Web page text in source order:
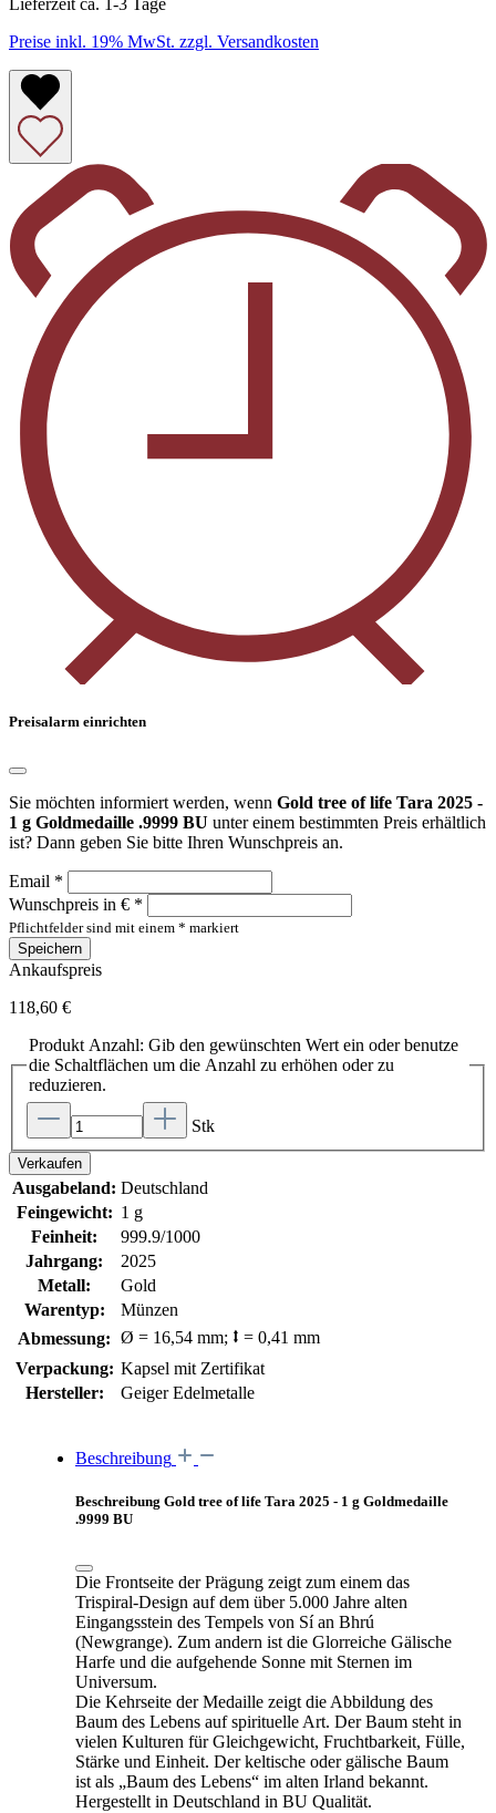
Preise inkl. 19% MwSt. zzgl. Versandkosten
Preisalarm einrichten
Sie möchten informiert werden, wenn Gold tree of life Tara 2025 -
1 g Goldmedaille .9999 BU unter einem bestimmten Preis erhältlich
ist? Dann geben Sie bitte Ihren Wunschpreis an.
Email *
Wunschpreis in € *
Pflichtfelder sind mit einem * markiert
Speichern
Ankaufspreis
118,60 €
Produkt Anzahl: Gib den gewünschten Wert ein oder benutze
die Schaltflächen um die Anzahl zu erhöhen oder zu
reduzieren.
Stk
Verkaufen
Ausgabeland: Deutschland
Feingewicht: 1 g
Feinheit:
999.9/1000
Jahrgang:
2025
Metall:
Gold
Warentyp:
Münzen
Abmessung: Ø = 16,54 mm; ⭥ = 0,41 mm
Verpackung: Kapsel mit Zertifikat
Hersteller:
Geiger Edelmetalle
Beschreibung
Beschreibung Gold tree of life Tara 2025 - 1 g Goldmedaille
.9999 BU
Die Frontseite der Prägung zeigt zum einem das
Trispiral-Design auf dem über 5.000 Jahre alten
Eingangsstein des Tempels von Sí an Bhrú
(Newgrange). Zum andern ist die Glorreiche Gälische
Harfe und die aufgehende Sonne mit Sternen im
Universum.
Die Kehrseite der Medaille zeigt die Abbildung des
Baum des Lebens auf spirituelle Art. Der Baum steht in
vielen Kulturen für Gleichgewicht, Fruchtbarkeit, Fülle,
Stärke und Einheit. Der keltische oder gälische Baum
ist als „Baum des Lebens“ im alten Irland bekannt.
Hergestellt in Deutschland in BU Qualität.